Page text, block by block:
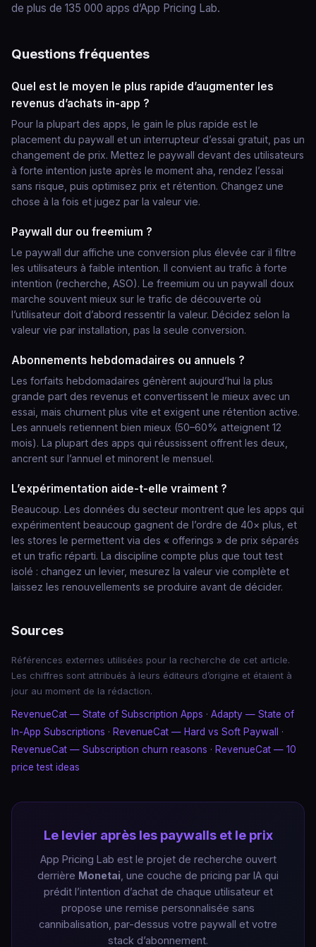
de plus de 135 000 apps d’App Pricing Lab.
Questions fréquentes
Quel est le moyen le plus rapide d’augmenter les
revenus d’achats in-app ?
Pour la plupart des apps, le gain le plus rapide est le
placement du paywall et un interrupteur d’essai gratuit, pas un
changement de prix. Mettez le paywall devant des utilisateurs
à forte intention juste après le moment aha, rendez l’essai
sans risque, puis optimisez prix et rétention. Changez une
chose à la fois et jugez par la valeur vie.
Paywall dur ou freemium ?
Le paywall dur affiche une conversion plus élevée car il filtre
les utilisateurs à faible intention. Il convient au trafic à forte
intention (recherche, ASO). Le freemium ou un paywall doux
marche souvent mieux sur le trafic de découverte où
l’utilisateur doit d’abord ressentir la valeur. Décidez selon la
valeur vie par installation, pas la seule conversion.
Abonnements hebdomadaires ou annuels ?
Les forfaits hebdomadaires génèrent aujourd’hui la plus
grande part des revenus et convertissent le mieux avec un
essai, mais churnent plus vite et exigent une rétention active.
Les annuels retiennent bien mieux (50–60% atteignent 12
mois). La plupart des apps qui réussissent offrent les deux,
ancrent sur l’annuel et minorent le mensuel.
L’expérimentation aide-t-elle vraiment ?
Beaucoup. Les données du secteur montrent que les apps qui
expérimentent beaucoup gagnent de l’ordre de 40× plus, et
les stores le permettent via des « offerings » de prix séparés
et un trafic réparti. La discipline compte plus que tout test
isolé : changez un levier, mesurez la valeur vie complète et
laissez les renouvellements se produire avant de décider.
Sources
Références externes utilisées pour la recherche de cet article.
Les chiffres sont attribués à leurs éditeurs d’origine et étaient à
jour au moment de la rédaction.
RevenueCat — State of Subscription Apps · Adapty — State of
In-App Subscriptions · RevenueCat — Hard vs Soft Paywall
·
RevenueCat — Subscription churn reasons · RevenueCat — 10
price test ideas
Le levier après les paywalls et le prix
App Pricing Lab est le projet de recherche ouvert
derrière Monetai , une couche de pricing par IA qui
prédit l’intention d’achat de chaque utilisateur et
propose une remise personnalisée sans
cannibalisation, par-dessus votre paywall et votre
stack d’abonnement.